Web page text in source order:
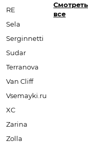
RE
Sela
Serginnetti
Sudar
Terranova
Van Cliff
Vsemayki.ru
XC
Zarina
Zolla
Смотреть
все